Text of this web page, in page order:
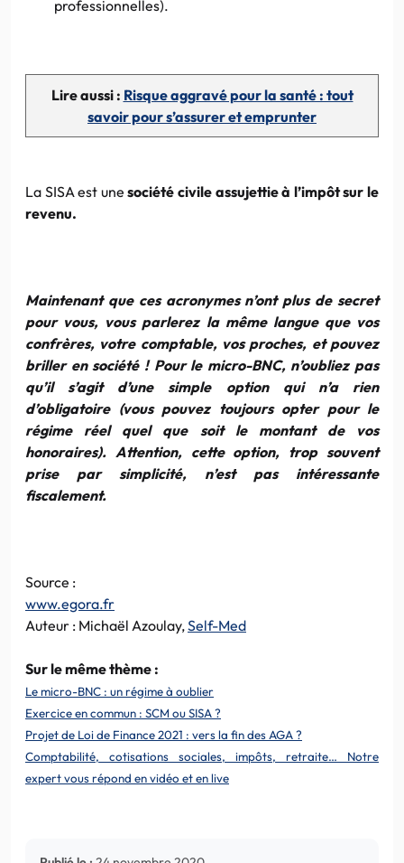
professionnelles).
Lire aussi : Risque aggravé pour la santé : tout
savoir pour s’assurer et emprunter
La SISA est unesociété civile assujettie à l’impôt sur le
revenu.
Maintenant que ces acronymes n’ont plus de secret
pour vous, vous parlerez la même langue que vos
confrères, votre comptable, vos proches, et pouvez
briller en société ! Pour le micro-BNC, n’oubliez pas
qu’il s’agit d’une simple option qui n’a rien
d’obligatoire (vous pouvez toujours opter pour le
régime réel quel que soit le montant de vos
honoraires). Attention, cette option, trop souvent
prise par simplicité, n’est pas intéressante
fiscalement.
Source :
www.egora.fr
Auteur : Michaël Azoulay,Self-Med
Sur le même thème :
Le micro-BNC : un régime à oublier
Exercice en commun : SCM ou SISA ?
Projet de Loi de Finance 2021 : vers la fin des AGA ?
Comptabilité, cotisations sociales, impôts, retraite… Notre
expert vous répond en vidéo et en live